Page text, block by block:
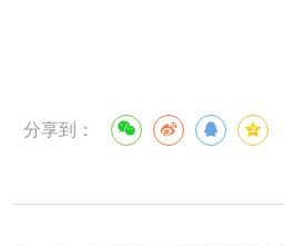
分享到：